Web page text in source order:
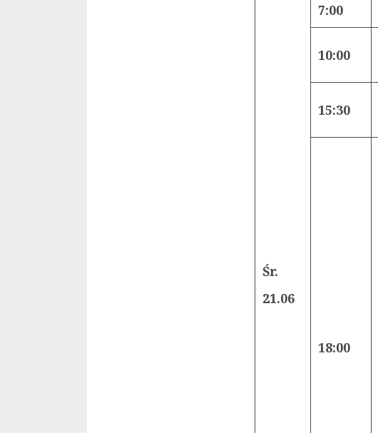
Śr.
21.06
7:00
10:00
15:30
18:00